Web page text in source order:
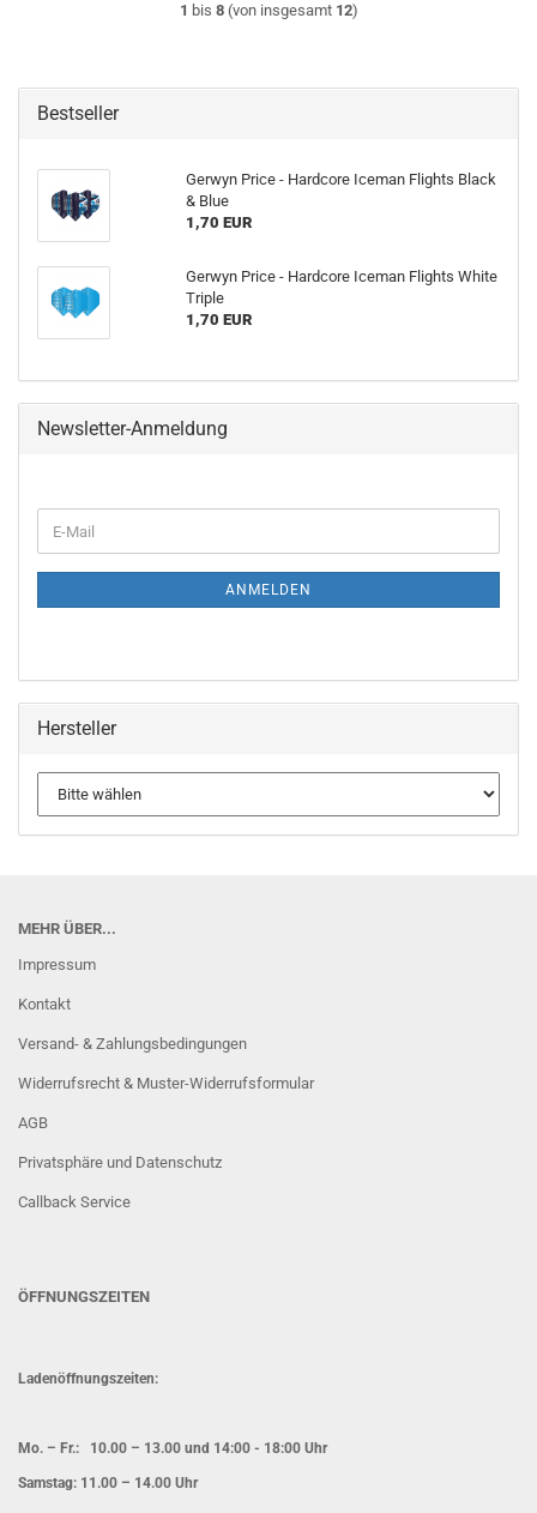
1 bis 8(von insgesamt 12)
Bestseller
Gerwyn Price - Hardcore Iceman Flights Black
& Blue
1,70 EUR
Gerwyn Price - Hardcore Iceman Flights White
Triple
1,70 EUR
Newsletter-Anmeldung
ZUR
E-
Mail
ANMELDEN
Hersteller
MEHR ÜBER...
Impressum
Kontakt
Versand- & Zahlungsbedingungen
Widerrufsrecht & Muster-Widerrufsformular
AGB
Privatsphäre und Datenschutz
Callback Service
ÖFFNUNGSZEITEN
Ladenöffnungszeiten:
Mo. – Fr.: 10.00 – 13.00 und 14:00 - 18:00 Uhr
Samstag: 11.00 – 14.00 Uhr